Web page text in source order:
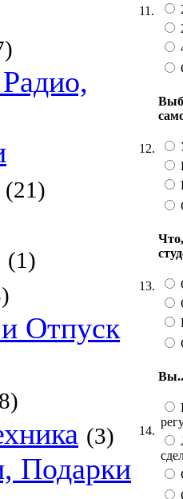
(21)
(1)
Отпуск
(3)
Подарки
11.
12.
13.
14.